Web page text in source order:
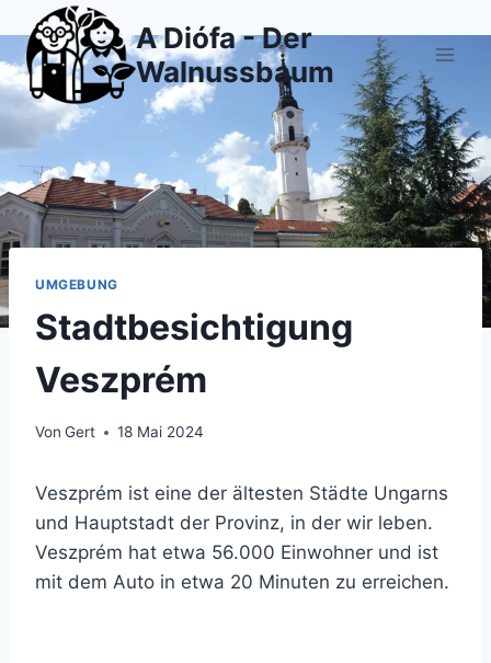
Inhalt
springen
A Diófa - Der
Walnussbaum
UMGEBUNG
Stadtbesichtigung
Veszprém
Von Gert 18 Mai 2024
Veszprém ist eine der ältesten Städte Ungarns
und Hauptstadt der Provinz, in der wir leben.
Veszprém hat etwa 56.000 Einwohner und ist
mit dem Auto in etwa 20 Minuten zu erreichen.